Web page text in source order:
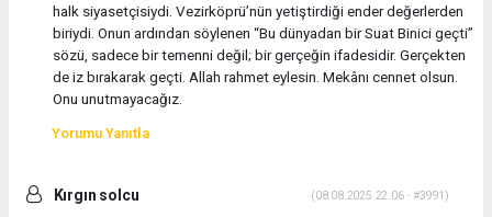
halk siyasetçisiydi. Vezirköprü’nün yetiştirdiği ender değerlerden
biriydi. Onun ardından söylenen “Bu dünyadan bir Suat Binici geçti”
sözü, sadece bir temenni değil; bir gerçeğin ifadesidir. Gerçekten
de iz bırakarak geçti. Allah rahmet eylesin. Mekânı cennet olsun.
Onu unutmayacağız.
Yorumu Yanıtla
Kırgın solcu (08.08.2025 22:06 - #3991)